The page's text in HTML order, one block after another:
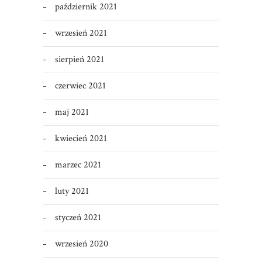
październik 2021
wrzesień 2021
sierpień 2021
czerwiec 2021
maj 2021
kwiecień 2021
marzec 2021
luty 2021
styczeń 2021
wrzesień 2020